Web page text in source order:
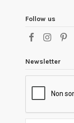
Follow us
Newsletter